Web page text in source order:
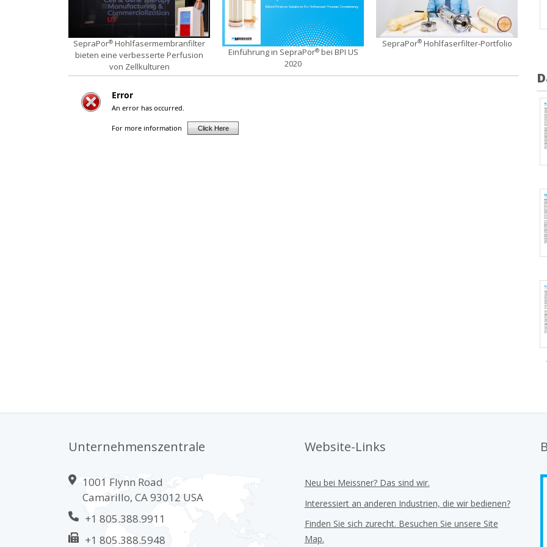
SepraPor® Hohlfasermembranfilter
bieten eine verbesserte Perfusion
von Zellkulturen
Einführung in SepraPor®bei BPI US
2020
SepraPor®Hohlfaserfilter-Portfolio
Unternehmenszentrale
1001 Flynn Road
Camarillo, CA 93012 USA
+1 805.388.9911
+1 805.388.5948
Website-Links
Neu bei Meissner? Das sind wir.
Interessiert an anderen Industrien, die wir bedienen?
Finden Sie sich zurecht. Besuchen Sie unsere Site
Map.